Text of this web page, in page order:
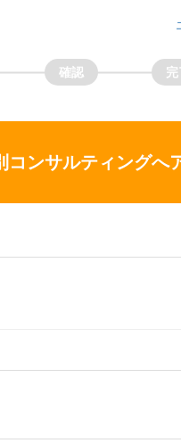
コンサルティングへ